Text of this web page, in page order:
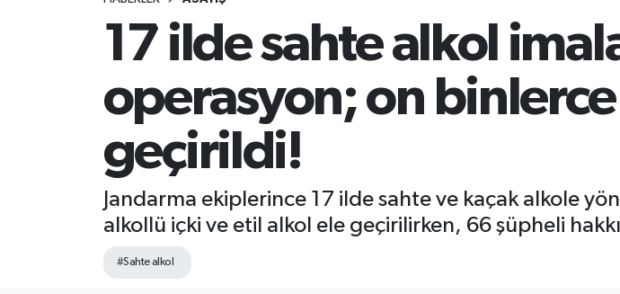
17 ilde sahte alkol
operasyon; on
geçirildi!
Jandarma ekiplerince 17 ilde sahte ve kaçak alkole
alkollü içki ve etil alkol ele geçirilirken, 66 şüpheli
#Sahte alkol